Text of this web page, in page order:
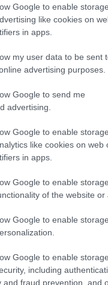
Google to enable storage
like cookies on
in apps.
my user data to be sent
advertising purposes.
Google to send me
advertising.
Google to enable storage
like cookies on web
in apps.
Google to enable storage
of the website or
Google to enable storage
Google to enable storage
including
and fraud prevention, and
Kishantoson
a földön, ahol 20
működött. Ökölharc a